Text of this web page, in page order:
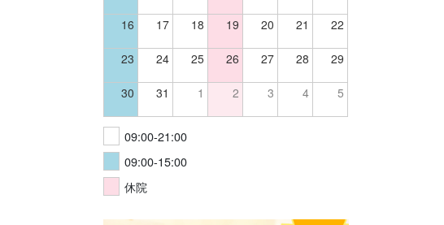
16 17 18 19 20 21 22
23 24 25 26 27 28 29
30 31 1 2 3 4 5
09:00-21:00
09:00-15:00
休院